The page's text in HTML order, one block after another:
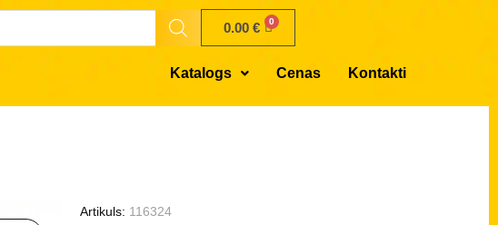
0.00€
Katalogs Cenas Kontakti
Artikuls: 116324